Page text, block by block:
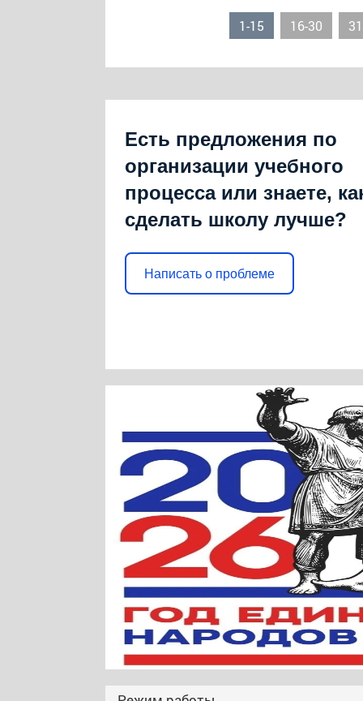
1-15 16-30
Есть предложения по
организации учебного
процесса или знаете,
сделать школу лучше?
Написать о проблеме